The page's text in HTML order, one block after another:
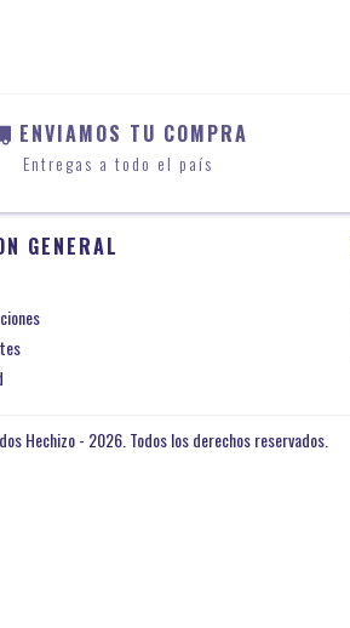
ENVIAMOS TU COMPRA
Entregas a todo el país
GENERAL
Hechizo - 2026. Todos los derechos reservados.